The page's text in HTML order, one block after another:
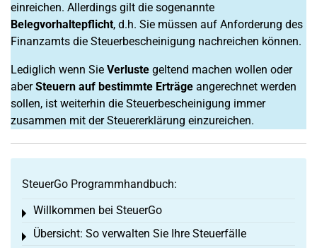
einreichen. Allerdings gilt die sogenannte
Belegvorhaltepflicht, d.h. Sie müssen auf Anforderung des
Finanzamts die Steuerbescheinigung nachreichen können.
Lediglich wenn Sie Verluste geltend machen wollen oder
aberSteuern auf bestimmte Erträge angerechnet werden
sollen, ist weiterhin die Steuerbescheinigung immer
zusammen mit der Steuererklärung einzureichen.
SteuerGo Programmhandbuch:
Willkommen bei SteuerGo
Toggle menu
Übersicht: So verwalten Sie Ihre Steuerfälle
Toggle menu